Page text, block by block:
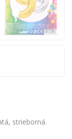
strieborná.